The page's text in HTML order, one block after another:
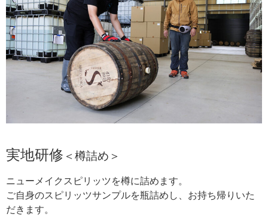
実地研修 ＜樽詰め ＞
ニューメイクスピリッツを樽に詰めます。
ご自身のスピリッツサンプルを瓶詰めし、お持ち帰りいた
だきます。